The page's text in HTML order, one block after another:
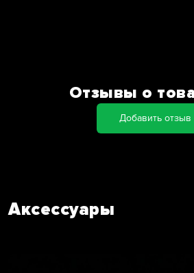
Отзывы о
Добавить отзыв
Аксессуары